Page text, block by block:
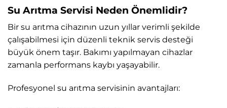
Su Arıtma Servisi Neden Önemlidir?
Bir su arıtma cihazının uzun yıllar verimli şekilde
çalışabilmesi için düzenli teknik servis desteği
büyük önem taşır. Bakımı yapılmayan cihazlar
zamanla performans kaybı yaşayabilir.
Profesyonel su arıtma servisinin avantajları: